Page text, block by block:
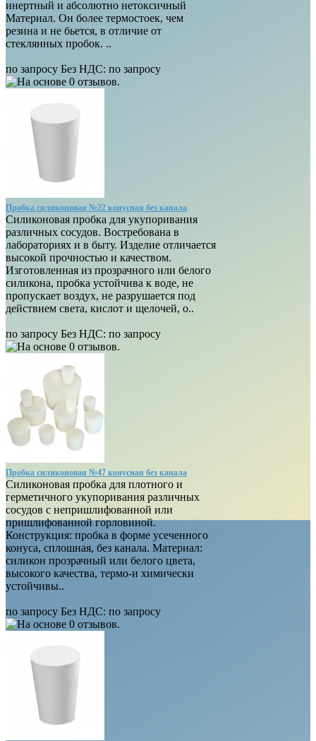
инертный и абсолютно нетоксичный
Материал. Он более термостоек, чем
резина и не бьется, в отличие от
стеклянных пробок. ..
по запросу Без НДС: по запросу
Пробка силиконовая №22 конусная без канала
Силиконовая пробка для укупоривания
различных сосудов. Востребована в
лабораториях и в быту. Изделие отличается
высокой прочностью и качеством.
Изготовленная из прозрачного или белого
силикона, пробка устойчива к воде, не
пропускает воздух, не разрушается под
действием света, кислот и щелочей, о..
по запросу Без НДС: по запросу
Пробка силиконовая №47 конусная без канала
Силиконовая пробка для плотного и
герметичного укупоривания различных
сосудов с непришлифованной или
пришлифованной горловиной.
Конструкция: пробка в форме усеченного
конуса, сплошная, без канала. Материал:
силикон прозрачный или белого цвета,
высокого качества, термо-и химически
устойчивы..
по запросу Без НДС: по запросу